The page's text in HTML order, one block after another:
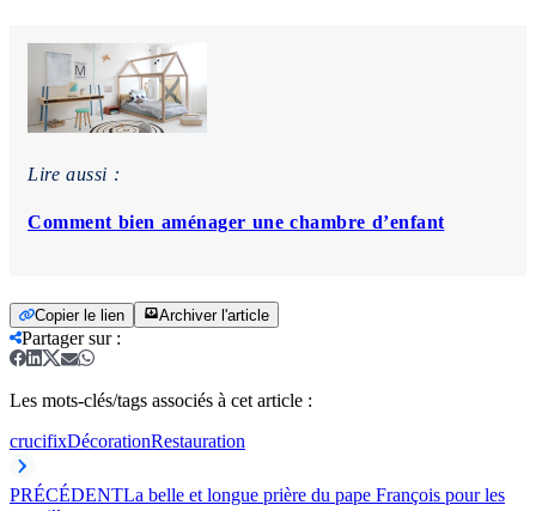
Lire aussi :
Comment bien aménager une chambre d’enfant
Copier le lien Archiver l'article
Partager sur:
Les mots-clés/tags associés à cet article :
crucifixDécorationRestauration
PRÉCÉDENTLa belle et longue prière du pape François pour les